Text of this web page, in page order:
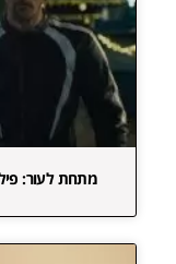
מתחת לעור: